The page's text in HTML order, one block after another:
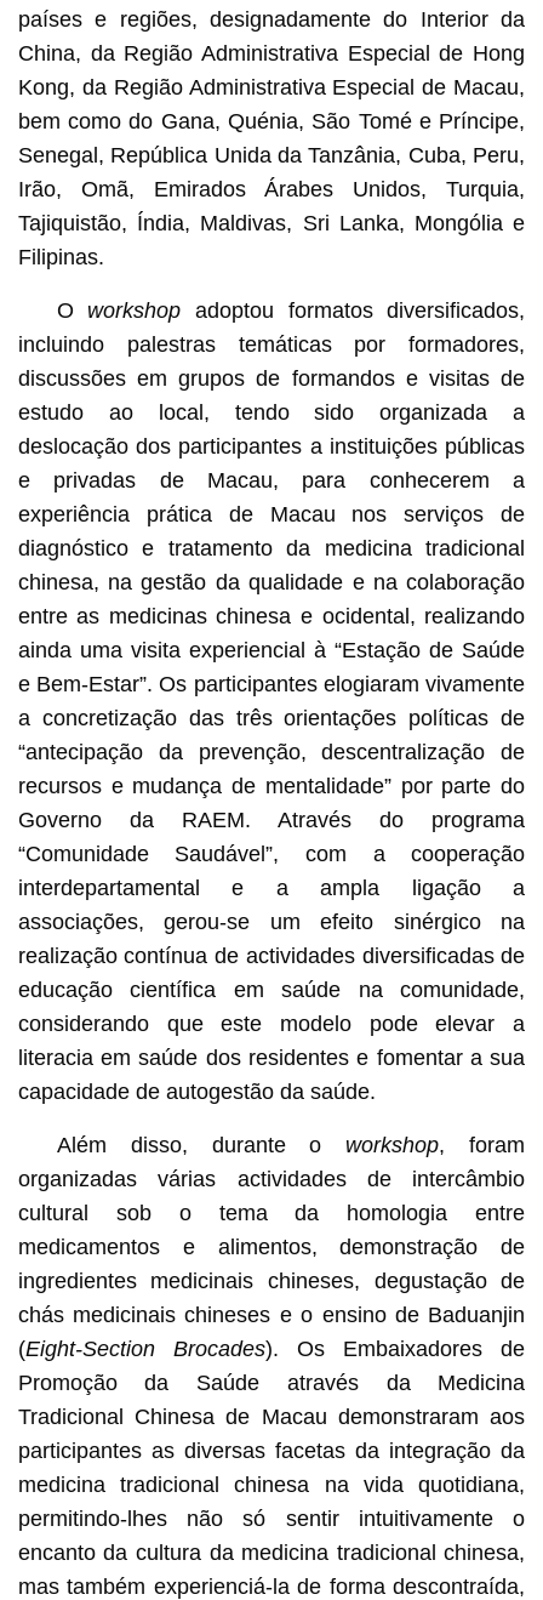
países e regiões, designadamente do Interior da
China, da Região Administrativa Especial de Hong
Kong, da Região Administrativa Especial de Macau,
bem como do Gana, Quénia, São Tomé e Príncipe,
Senegal, República Unida da Tanzânia, Cuba, Peru,
Irão, Omã, Emirados Árabes Unidos, Turquia,
Tajiquistão, Índia, Maldivas, Sri Lanka, Mongólia e
Filipinas.
O workshop adoptou formatos diversificados,
incluindo palestras temáticas por formadores,
discussões em grupos de formandos e visitas de
estudo ao local, tendo sido organizada a
deslocação dos participantes a instituições públicas
e privadas de Macau, para conhecerem a
experiência prática de Macau nos serviços de
diagnóstico e tratamento da medicina tradicional
chinesa, na gestão da qualidade e na colaboração
entre as medicinas chinesa e ocidental, realizando
ainda uma visita experiencial à “Estação de Saúde
e Bem-Estar”. Os participantes elogiaram vivamente
a concretização das três orientações políticas de
“antecipação da prevenção, descentralização de
recursos e mudança de mentalidade” por parte do
Governo da RAEM. Através do programa
“Comunidade Saudável”, com a cooperação
interdepartamental e a ampla ligação a
associações, gerou-se um efeito sinérgico na
realização contínua de actividades diversificadas de
educação científica em saúde na comunidade,
considerando que este modelo pode elevar a
literacia em saúde dos residentes e fomentar a sua
capacidade de autogestão da saúde.
Além disso, durante o workshop, foram
organizadas várias actividades de intercâmbio
cultural sob o tema da homologia entre
medicamentos e alimentos, demonstração de
ingredientes medicinais chineses, degustação de
chás medicinais chineses e o ensino de Baduanjin
(Eight-Section Brocades). Os Embaixadores de
Promoção da Saúde através da Medicina
Tradicional Chinesa de Macau demonstraram aos
participantes as diversas facetas da integração da
medicina tradicional chinesa na vida quotidiana,
permitindo-lhes não só sentir intuitivamente o
encanto da cultura da medicina tradicional chinesa,
mas também experienciá-la de forma descontraída,